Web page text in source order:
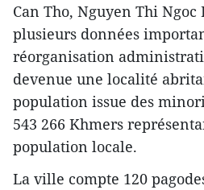
Can Tho, Nguyen Thi Ngoc
plusieurs données
réorganisation
devenue une localité
population issue des
543 266 Khmers
population locale.
La ville compte 120